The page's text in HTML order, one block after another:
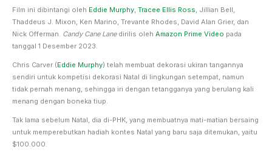
Film ini dibintangi oleh Eddie Murphy Tracee Ellis Ross , Jillian Bell,
Thaddeus J. Mixon, Ken Marino, Trevante Rhodes, David Alan Grier, dan
Nick Offerman. Candy Cane Lanedirilis oleh Amazon Prime Video pada
tanggal 1 Desember 2023.
Chris Carver (Eddie Murphy) telah membuat dekorasi ukiran tangannya
sendiri untuk kompetisi dekorasi Natal di lingkungan setempat, namun
tidak pernah menang, sehingga iri dengan tetangganya yang berulang kali
menang dengan boneka tiup.
Tak lama sebelum Natal, dia di-PHK, yang membuatnya mati-matian bersaing
untuk memperebutkan hadiah kontes Natal yang baru saja ditemukan, yaitu
$100.000.